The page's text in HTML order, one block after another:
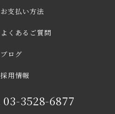
お支払い方法
よくあるご質問
ブログ
採用情報
03-3528-6877